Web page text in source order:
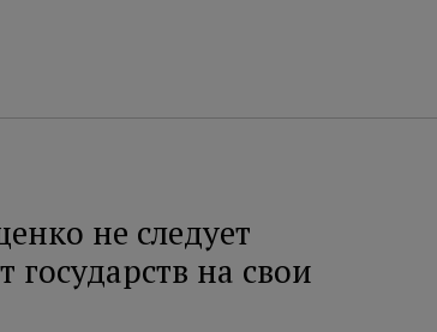
не следует
государств на свои